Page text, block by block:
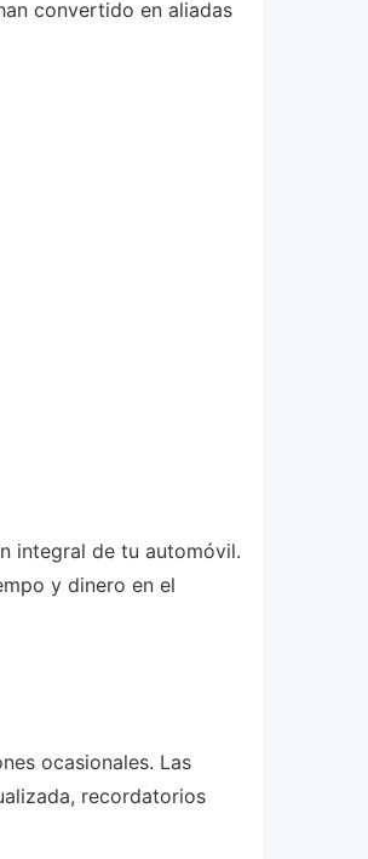
convertido en aliadas
integral de tu automóvil.
y dinero en el
ocasionales. Las
recordatorios